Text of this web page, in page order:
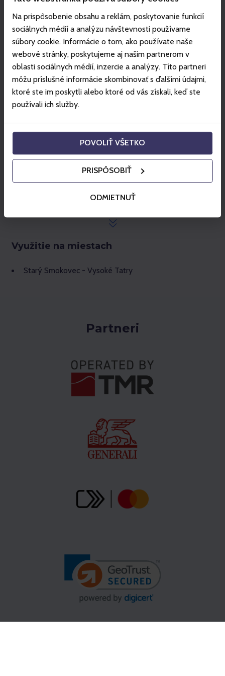
Na prispôsobenie obsahu a reklám, poskytovanie funkcií
sociálnych médií a analýzu návštevnosti používame
súbory cookie. Informácie o tom, ako používate naše
webové stránky, poskytujeme aj našim partnerom v
oblasti sociálnych médií, inzercie a analýzy. Títo partneri
môžu príslušné informácie skombinovať s ďalšími údajmi,
ktoré ste im poskytli alebo ktoré od vás získali, keď ste
používali ich služby.
POVOLIŤ VŠETKO
PRISPÔSOBIŤ
ODMIETNUŤ
Lístok je neprenosný a platí len pre jednu osobu.
Vybraný lístok na zvolenej trase je možné použiť len
jedenkrát. V prípade obojsmerného lístka je možné
využiť jazdu lanovkou jedenkrát smerom nahor a
jedenkrát smerom nadol. Lístok nie je celodenný.
V cene lístka na lanovku nie je zahrnuté poistenie na
horách.
Klienti, ktorí si zakúpili pešiacke lístky do strediska
Vysoké Tatry online, prostredníctvom
QR kód, ktorý sa nachádza v emailovom potvrdení o
Na turnikete je potrebné QR kód načítať z potvrdenia
o nákupe, ktorý môžete mať pri sebe v papierovej
forme alebo ho načítate zo svojho mobilu.
Čipovú kartu Gopass nebude možné použiť.
Využitie na miestach
Starý Smokovec - Vysoké Tatry
Partneri